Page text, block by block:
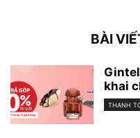
BÀI
khai
THANH